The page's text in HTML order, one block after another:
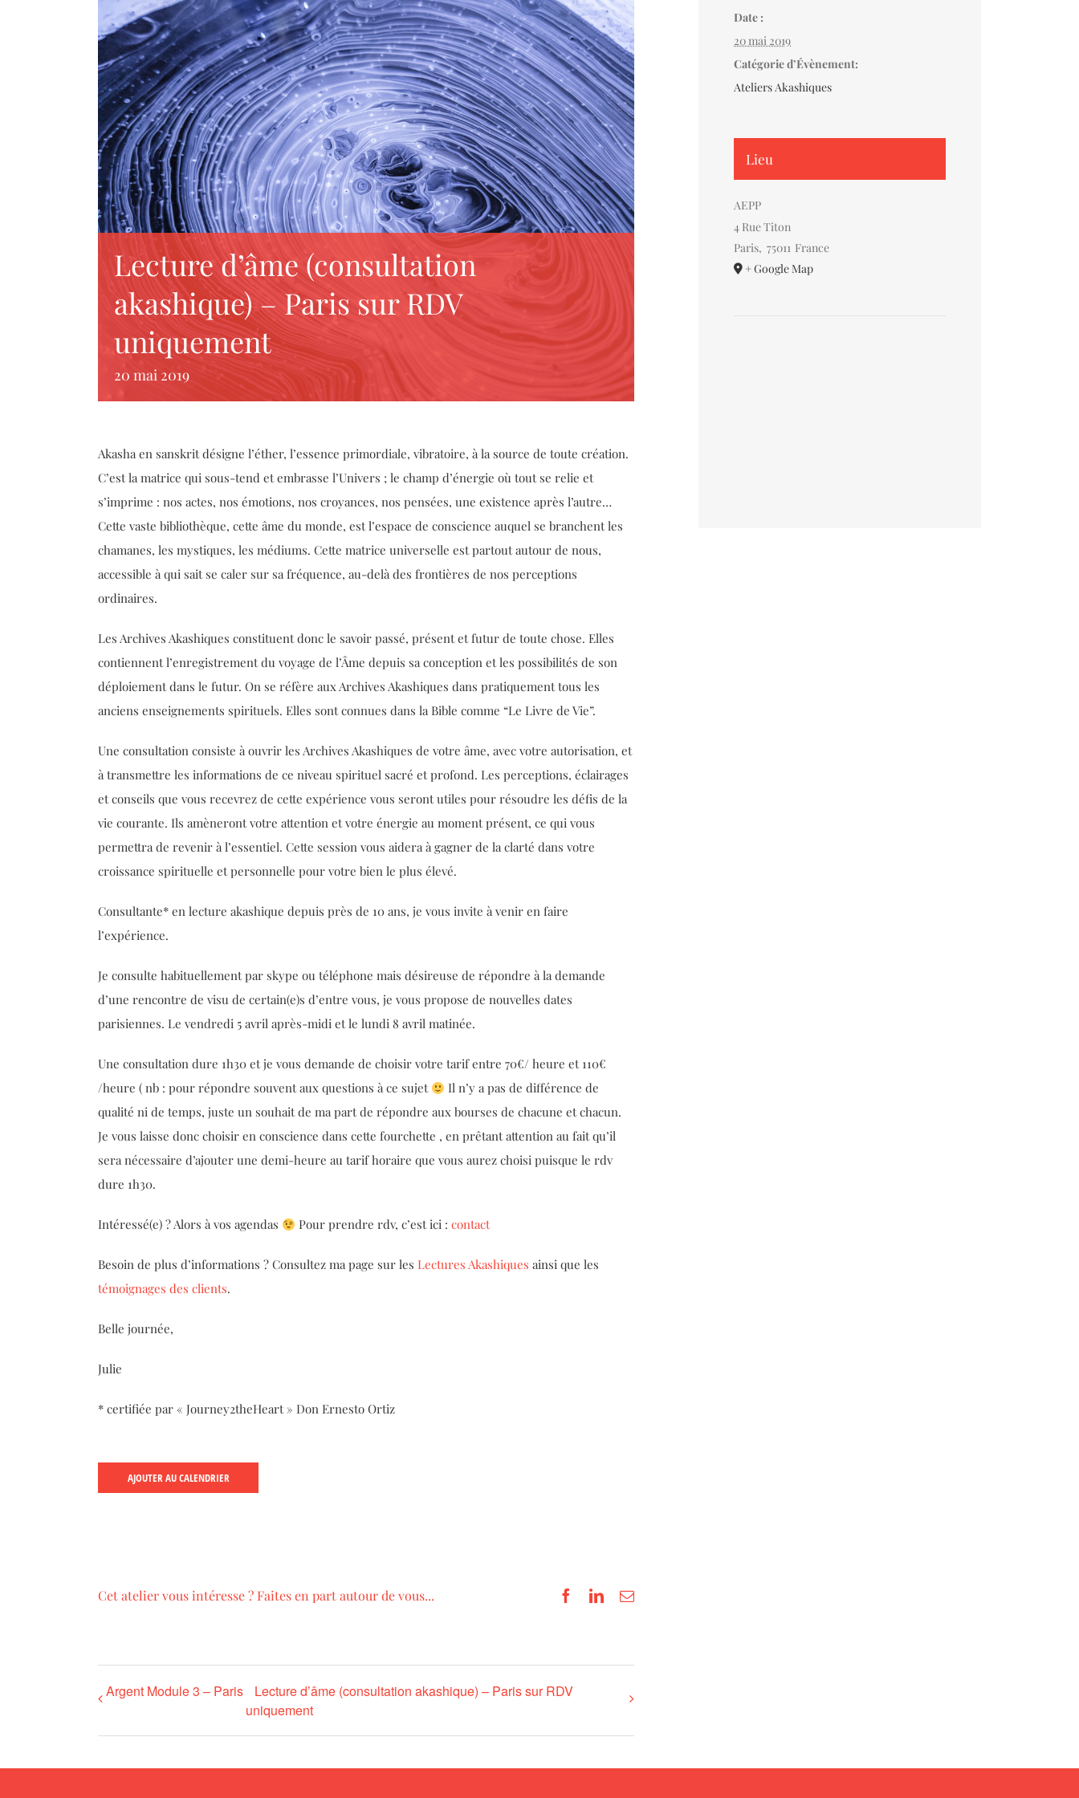
Lecture d’âme (consultation
akashique) – Paris sur RDV
uniquement
20 mai 2019
Akasha en sanskrit désigne l’éther, l’essence primordiale, vibratoire, à la source de toute création.
C’est la matrice qui sous-tend et embrasse l’Univers ; le champ d’énergie où tout se relie et
s’imprime : nos actes, nos émotions, nos croyances, nos pensées, une existence après l’autre…
Cette vaste bibliothèque, cette âme du monde, est l’espace de conscience auquel se branchent les
chamanes, les mystiques, les médiums. Cette matrice universelle est partout autour de nous,
accessible à qui sait se caler sur sa fréquence, au-delà des frontières de nos perceptions
ordinaires.
Les Archives Akashiques constituent donc le savoir passé, présent et futur de toute chose. Elles
contiennent l’enregistrement du voyage de l’Âme depuis sa conception et les possibilités de son
déploiement dans le futur. On se réfère aux Archives Akashiques dans pratiquement tous les
anciens enseignements spirituels. Elles sont connues dans la Bible comme “Le Livre de Vie”.
Une consultation consiste à ouvrir les Archives Akashiques de votre âme, avec votre autorisation, et
à transmettre les informations de ce niveau spirituel sacré et profond. Les perceptions, éclairages
et conseils que vous recevrez de cette expérience vous seront utiles pour résoudre les défis de la
vie courante. Ils amèneront votre attention et votre énergie au moment présent, ce qui vous
permettra de revenir à l’essentiel. Cette session vous aidera à gagner de la clarté dans votre
croissance spirituelle et personnelle pour votre bien le plus élevé.
Consultante* en lecture akashique depuis près de 10 ans, je vous invite à venir en faire
l’expérience.
Je consulte habituellement par skype ou téléphone mais désireuse de répondre à la demande
d’une rencontre de visu de certain(e)s d’entre vous, je vous propose de nouvelles dates
parisiennes. Le vendredi 5 avril après-midi et le lundi 8 avril matinée.
Une consultation dure 1h30 et je vous demande de choisir votre tarif entre 70€/ heure et 110€
/heure ( nb : pour répondre souvent aux questions à ce sujet
Il n’y a pas de différence de
qualité ni de temps, juste un souhait de ma part de répondre aux bourses de chacune et chacun.
Je vous laisse donc choisir en conscience dans cette fourchette , en prêtant attention au fait qu’il
sera nécessaire d’ajouter une demi-heure au tarif horaire que vous aurez choisi puisque le rdv
dure 1h30.
Intéressé(e) ? Alors à vos agendas Pour prendre rdv, c’est ici :contact
Besoin de plus d’informations ? Consultez ma page sur les Lectures Akashiques ainsi que les
témoignages des clients.
Belle journée,
Julie
* certifiée par « Journey2theHeart » Don Ernesto Ortiz
AJOUTER AU CALENDRIER
Cet atelier vous intéresse ? Faites en part autour de vous... Facebook
LinkedInEmail
Argent Module 3 – Paris
Lecture d’âme (consultation akashique) – Paris sur RDV
uniquement
Date :
20 mai 2019
Catégorie d’Évènement:
Ateliers Akashiques
Lieu
AEPP
4 Rue Titon
Paris, 75011 France
+ Google Map